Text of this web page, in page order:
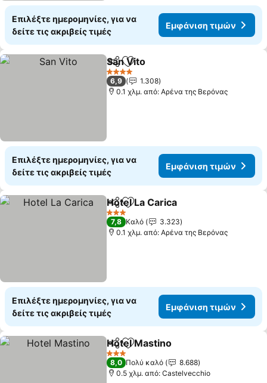
Επιλέξτε ημερομηνίες, για να
δείτε τις ακριβείς τιμές
Εμφάνιση τιμών
Κοινοποίηση
Προσθήκη στα αγαπημένα
San Vito
4 Αστέρια
6,9
1.308
0.1 χλμ. από: Αρένα της Βερόνας
Επιλέξτε ημερομηνίες, για να
δείτε τις ακριβείς τιμές
Εμφάνιση τιμών
Κοινοποίηση
Προσθήκη στα αγαπημένα
Hotel La Carica
3 Αστέρια
7,8 Καλό
3.323
0.1 χλμ. από: Αρένα της Βερόνας
Επιλέξτε ημερομηνίες, για να
δείτε τις ακριβείς τιμές
Εμφάνιση τιμών
Κοινοποίηση
Προσθήκη στα αγαπημένα
Hotel Mastino
3 Αστέρια
8,0 Πολύ καλό
8.688
0.5 χλμ. από: Castelvecchio